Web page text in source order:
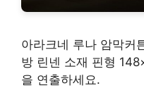
아라크네 루나 암막커
방 린넨 소재 핀형
을 연출하세요.